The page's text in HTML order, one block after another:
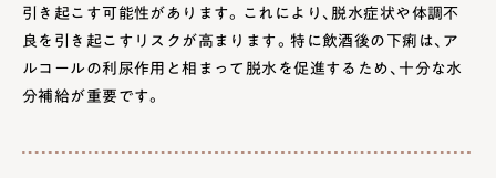
引き起こす可能性があります。これにより、脱水症状や体調不
良を引き起こすリスクが高まります。特に飲酒後の下痢は、ア
ルコールの利尿作用と相まって脱水を促進するため、十分な水
分補給が重要です。